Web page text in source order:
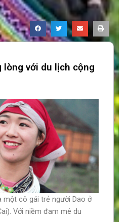
lòng với du lịch cộng
một cô gái trẻ người Dao ở
Với niềm đam mê du